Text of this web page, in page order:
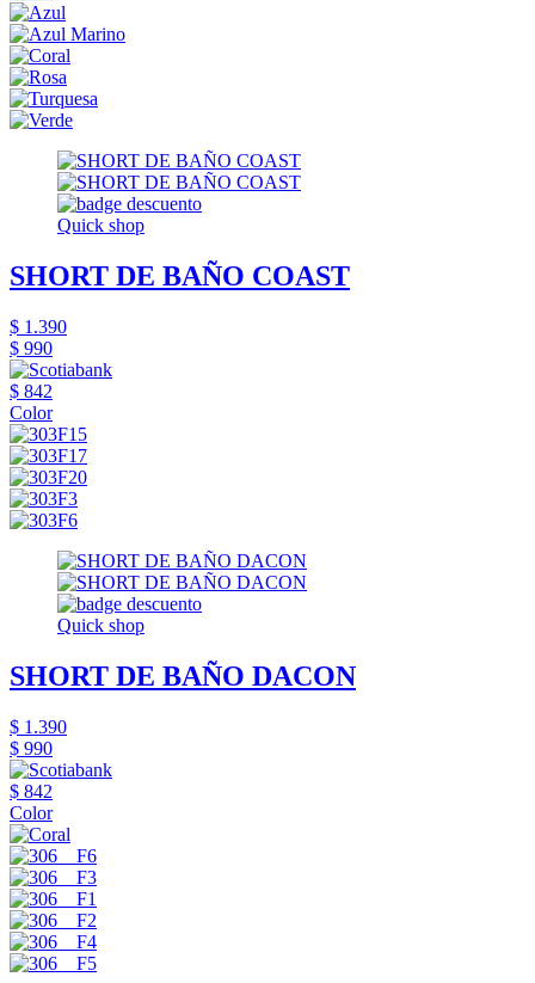
Quick shop
SHORT DE BAÑO COAST
$ 1.390
$ 990
$ 842
Color
Quick shop
SHORT DE BAÑO DACON
$ 1.390
$ 990
$ 842
Color